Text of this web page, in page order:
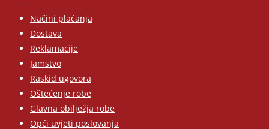
Načini plaćanja
Dostava
Reklamacije
Jamstvo
Raskid ugovora
Oštećenje robe
Glavna obilježja robe
Opći uvjeti poslovanja